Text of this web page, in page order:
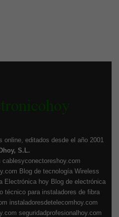
online, editados desde el año 2001
S.L.
cablesyconectoreshoy.com
Blog de tecnología Wireless
Electrónica hoy Blog de electrónica
técnico para instaladores de fibra
instaladoresdetelecomhoy.com
seguridadprofesionalhoy.com